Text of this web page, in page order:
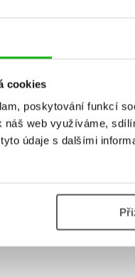
cookies
poskytování funkcí
náš web využíváme,
údaje s dalšími